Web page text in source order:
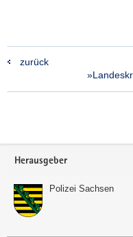
zurück
Footer-
Herausgeber
Polizei Sachsen